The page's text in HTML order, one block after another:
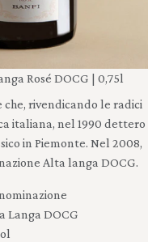
Rosé DOCG | 0,75l
rivendicando le radici
italiana, nel 1990 dettero
in Piemonte. Nel 2008,
Alta langa DOCG.
Langa DOCG